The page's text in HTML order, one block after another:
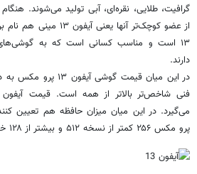
گرافیت، طلایی، نقره‌ای، آبی تولید می‌شوند.
از عضو کوچک‌تر آنها
۱۳ است و مناسب کسانی است که به
دارند.
در این میان قیمت
پرو مکس ۲۵۶ کمتر از نسخه ۵۱۲ و بیشتر از ۱۲۸ خواهد بود.